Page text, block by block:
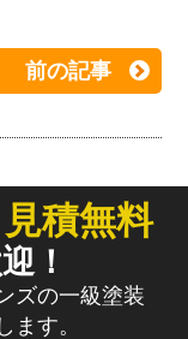
前の記事
積無料
！
ズの一級塗装
ます。